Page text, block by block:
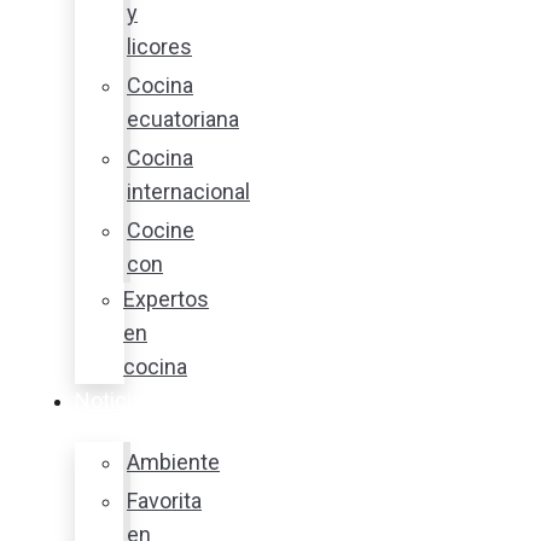
y
licores
Cocina
ecuatoriana
Cocina
internacional
Cocine
con
Expertos
en
cocina
Ambiente
Favorita
en